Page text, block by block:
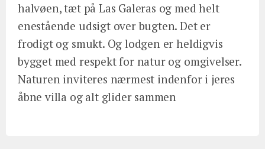
halvøen, tæt på Las Galeras og med helt
enestående udsigt over bugten. Det er
frodigt og smukt. Og lodgen er heldigvis
bygget med respekt for natur og omgivelser.
Naturen inviteres nærmest indenfor i jeres
åbne villa og alt glider sammen